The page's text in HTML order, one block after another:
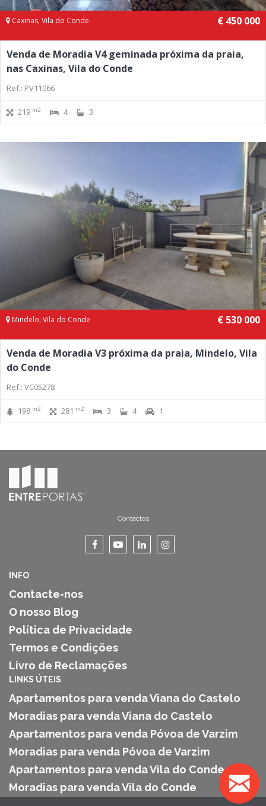
Caxinas, Vila do Conde € 450 000
Venda de Moradia V4 geminada próxima da praia,
nas Caxinas, Vila do Conde
Ref.: PV11066
219 m2 4 3
Mindelo, Vila do Conde € 530 000
Venda de Moradia V3 próxima da praia, Mindelo, Vila
do Conde
Ref.: VC05278
198 m2 281 m2 3 4 1
Contactos
INFO
Contacte-nos
O nosso Blog
Política de Privacidade
Termos e Condições
Livro de Reclamações
LINKS ÚTEIS
Apartamentos para venda Viana do Castelo
Moradias para venda Viana do Castelo
Apartamentos para venda Póvoa de Varzim
Moradias para venda Póvoa de Varzim
Apartamentos para venda Vila do Conde
Moradias para venda Vila do Conde